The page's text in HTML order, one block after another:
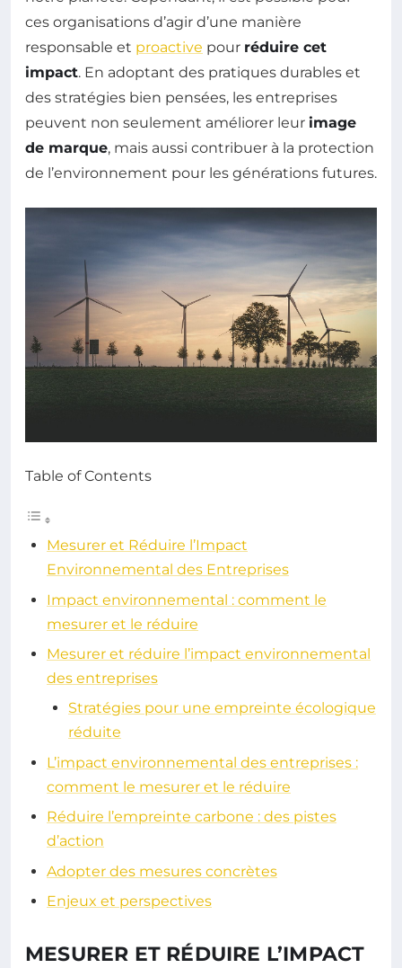
ces organisations d’agir d’une manière
responsable et proactive pour réduire cet
impact. En adoptant des pratiques durables et
des stratégies bien pensées, les entreprises
peuvent non seulement améliorer leur image
de marque, mais aussi contribuer à la protection
de l’environnement pour les générations futures.
Table of Contents
Mesurer et Réduire l’Impact
Environnemental des Entreprises
Impact environnemental : comment le
mesurer et le réduire
Mesurer et réduire l’impact environnemental
des entreprises
Stratégies pour une empreinte écologique
réduite
L’impact environnemental des entreprises :
comment le mesurer et le réduire
Réduire l’empreinte carbone : des pistes
d’action
Adopter des mesures concrètes
Enjeux et perspectives
MESURER ET RÉDUIRE L’IMPACT